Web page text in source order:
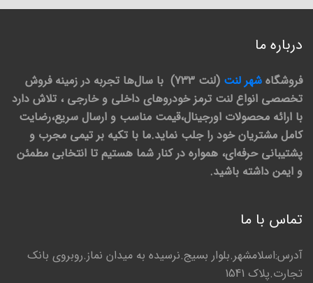
درباره ما
فروشگاه شهر لنت
(لنت 733) با سال‌ها تجربه در زمینه فروش
تخصصی انواع لنت ترمز خودروهای داخلی و خارجی ، تلاش دارد
با ارائه محصولات اورجینال،قیمت مناسب و ارسال سریع،رضایت
کامل مشتریان خود را جلب نماید.ما با تکیه بر تیمی مجرب و
پشتیبانی حرفه‌ای، همواره در کنار شما هستیم تا انتخابی مطمئن
و ایمن داشته باشید.
تماس با ما
آدرس:اسلامشهر.بلوار بسیج.نرسیده به میدان نماز.روبروی بانک
تجارت.پلاک 1541